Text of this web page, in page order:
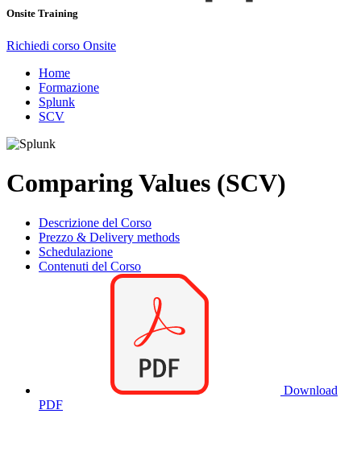
Onsite Training
Richiedi corso Onsite
Home
Formazione
Splunk
SCV
Comparing Values (SCV)
Descrizione del Corso
Prezzo & Delivery methods
Schedulazione
Contenuti del Corso
Download
PDF